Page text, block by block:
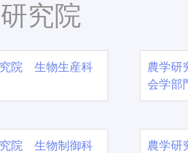
究院
院 生物生産科
農学
会学部
院 生物制御科
農学